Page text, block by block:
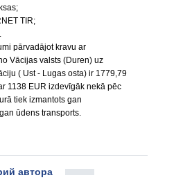
TIR;
pārvadājot kravu ar
Vācijas valsts (Duren) uz
( Ust - Lugas osta) ir 1779,79
1138 EUR izdevīgāk nekā pēc
tiek izmantots gan
ūdens transports.
автора